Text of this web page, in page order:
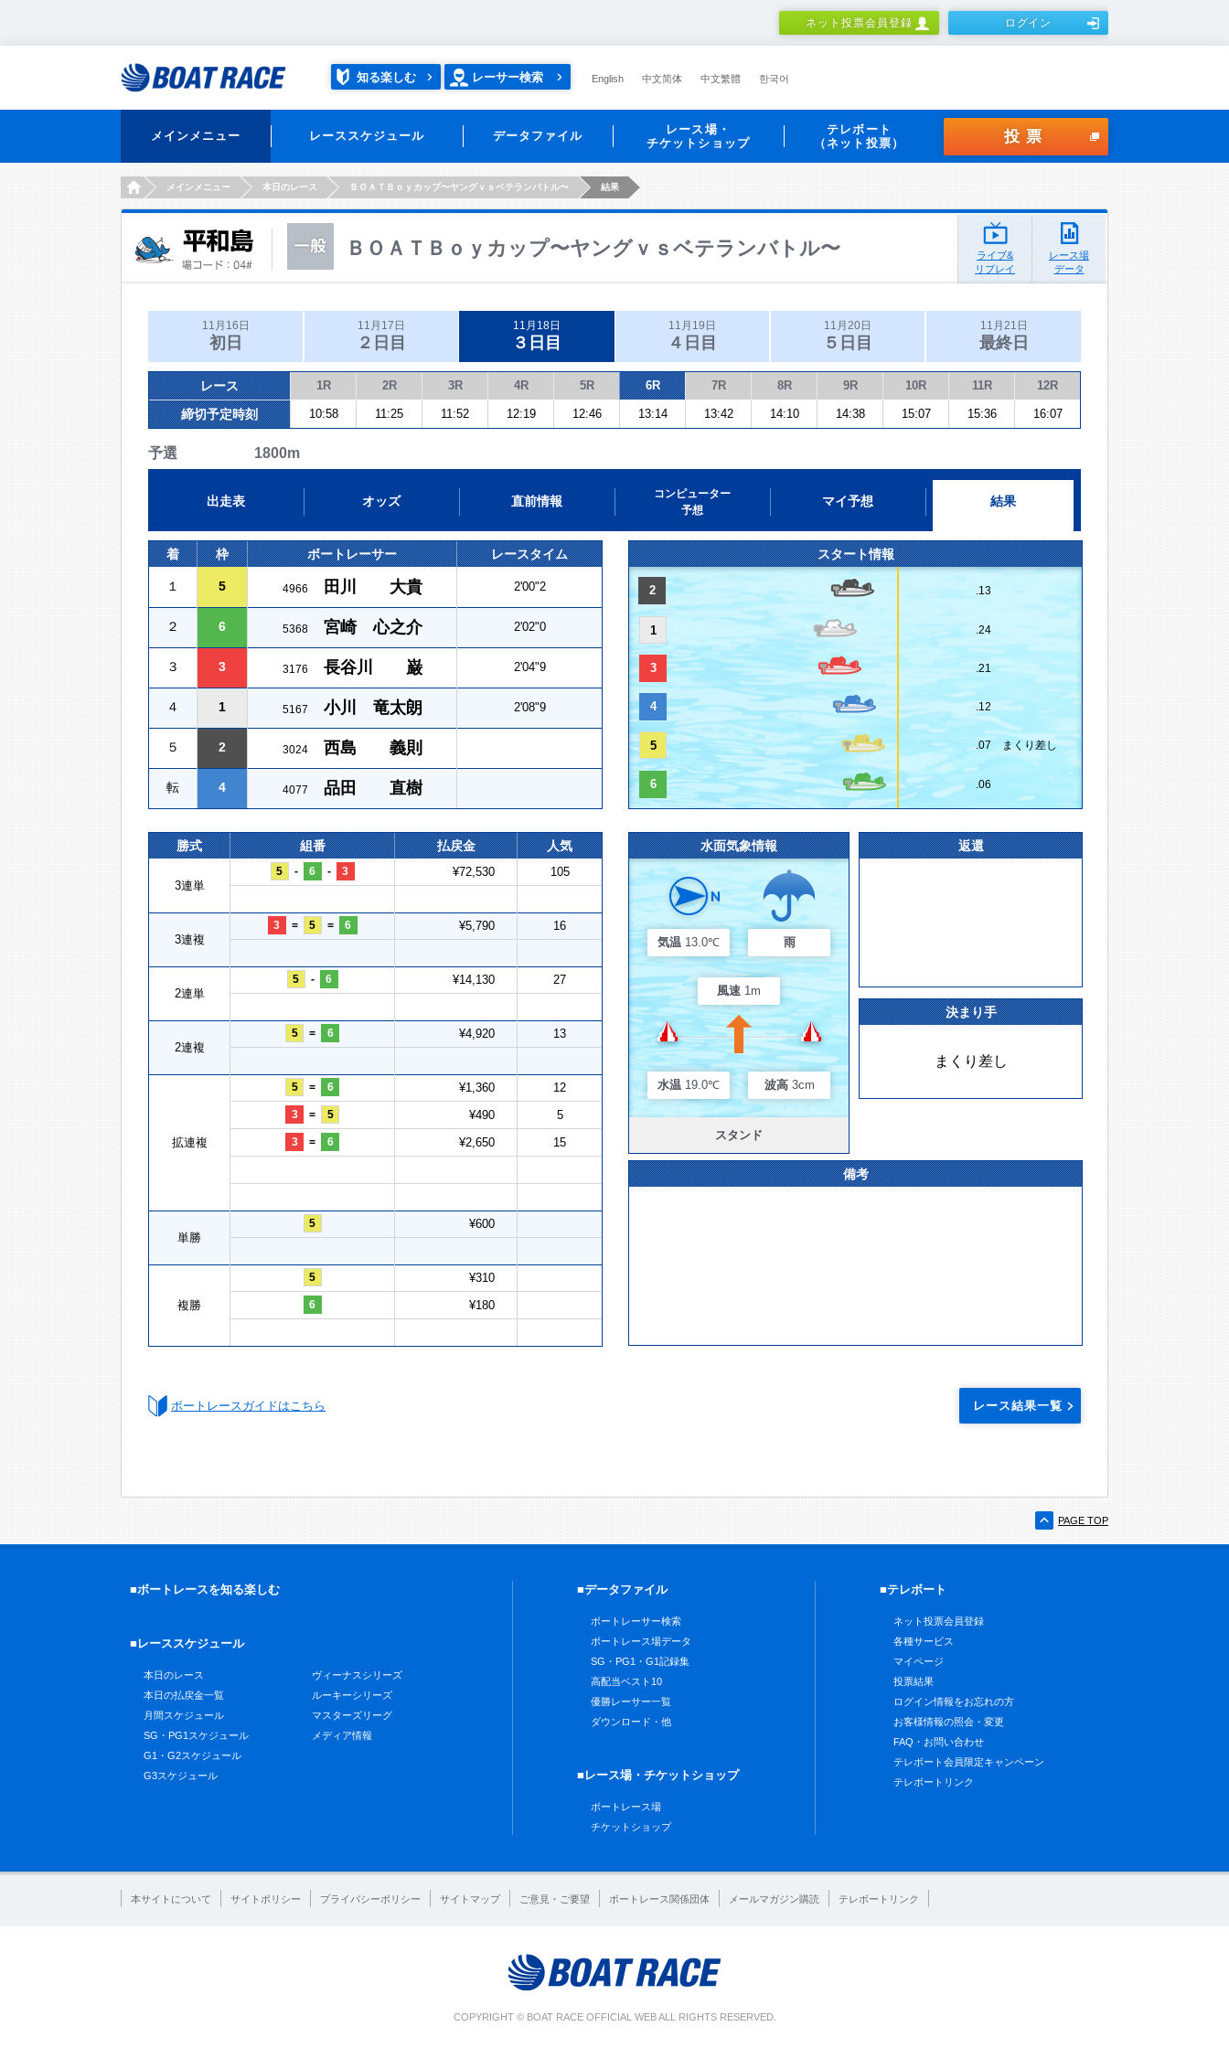
ネット投票会員登録 ログイン
知る楽しむ レーサー検索 English 中文简体 中文繁體 한국어
メインメニュー レーススケジュール データファイル
レース場・
チケットショップ
テレボート
（ネット投票）
投票
HOMEメインメニュー 本日のレース ＢＯＡＴＢｏｙカップ〜ヤングｖｓベテランバトル〜 結果
ＢＯＡＴＢｏｙカップ〜ヤングｖｓベテランバトル〜
ライブ&
リプレイ
レース場
データ
11月16日
初日
11月17日
２日目
11月18日
３日目
11月19日
４日目
11月20日
５日目
11月21日
最終日
レース 1R 2R 3R 4R 5R 6R 7R 8R 9R 10R 11R 12R
締切予定時刻 10:58 11:25 11:52 12:19 12:46 13:14 13:42 14:10 14:38 15:07 15:36 16:07
予選 1800m
出走表 オッズ 直前情報
コンピューター
予想
マイ予想 結果
着 枠 ボートレーサー レースタイム
１ 5 4966 田川 大貴 2'00"2
２ 6 5368 宮崎 心之介 2'02"0
３ 3 3176 長谷川 巌 2'04"9
４ 1 5167 小川 竜太朗 2'08"9
５ 2 3024 西島 義則
転 4 4077 品田 直樹
スタート情報
2 .13
1 .24
3 .21
4 .12
5 .07 まくり差し
6 .06
勝式 組番 払戻金 人気
3連単
5 - 6 - 3 ¥72,530 105
3連複
3 = 5 = 6 ¥5,790 16
2連単
5 - 6 ¥14,130 27
2連複
5 = 6 ¥4,920 13
拡連複
5 = 6 ¥1,360 12
3 = 5 ¥490 5
3 = 6 ¥2,650 15
単勝
5 ¥600
複勝
5 ¥310
6 ¥180
水面気象情報
気温 13.0℃ 雨
風速 1m
水温 19.0℃ 波高 3cm
スタンド
返還
決まり手
まくり差し
備考
ボートレースガイドはこちら レース結果一覧
PAGE TOP
■ボートレースを知る楽しむ
■レーススケジュール
本日のレース
本日の払戻金一覧
月間スケジュール
SG・PG1スケジュール
G1・G2スケジュール
G3スケジュール
ヴィーナスシリーズ
ルーキーシリーズ
マスターズリーグ
メディア情報
■データファイル
ボートレーサー検索
ボートレース場データ
SG・PG1・G1記録集
高配当ベスト10
優勝レーサー一覧
ダウンロード・他
■レース場・チケットショップ
ボートレース場
チケットショップ
■テレボート
ネット投票会員登録
各種サービス
マイページ
投票結果
ログイン情報をお忘れの方
お客様情報の照会・変更
FAQ・お問い合わせ
テレボート会員限定キャンペーン
テレボートリンク
本サイトについて サイトポリシー プライバシーポリシー サイトマップ ご意見・ご要望 ボートレース関係団体 メールマガジン購読 テレボートリンク
COPYRIGHT © BOAT RACE OFFICIAL WEB ALL RIGHTS RESERVED.